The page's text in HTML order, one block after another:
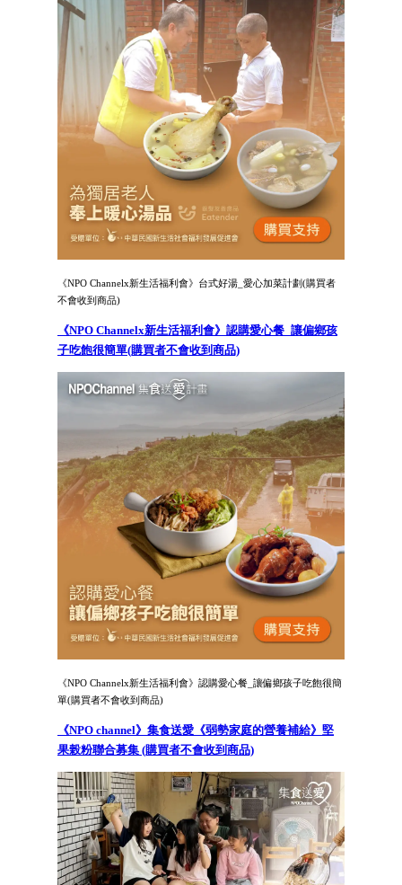
《NPO Channelx新生活福利會》台式好湯_愛心加菜計劃(購買者
不會收到商品)
《NPO Channelx新生活福利會》認購愛心餐_讓偏鄉孩
子吃飽很簡單(購買者不會收到商品)
《NPO Channelx新生活福利會》認購愛心餐_讓偏鄉孩子吃飽很簡
單(購買者不會收到商品)
《NPO channel》集食送愛《弱勢家庭的營養補給》堅
果榖粉聯合募集 (購買者不會收到商品)